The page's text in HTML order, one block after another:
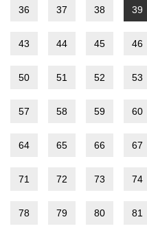
36 37 38 39
43 44 45 46
50 51 52 53
57 58 59 60
64 65 66 67
71 72 73 74
78 79 80 81